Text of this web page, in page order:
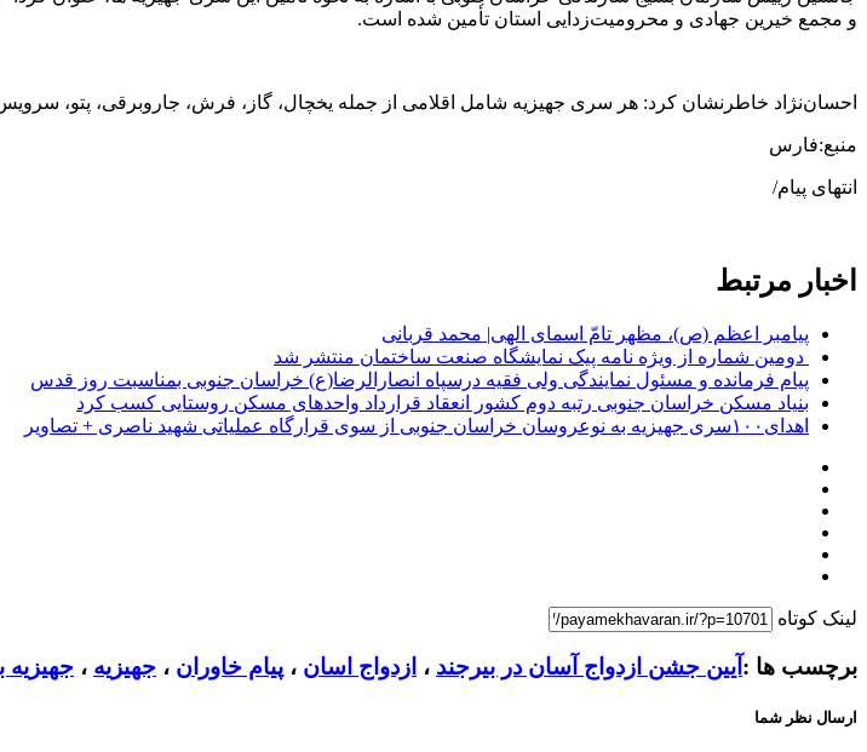
و مجمع خیرین جهادی و محرومیت‌زدایی استان تأمین شده است.
احسان‌نژاد خاطرنشان کرد: هر سری جهیزیه شامل اقلامی از جمله یخچال، گاز، فرش، جاروبرقی، پتو،
منبع:فارس
انتهای پیام/
اخبار مرتبط
پیامبر اعظم (ص)، مظهر تامّ اسمای الهی| محمد قربانی
دومین شماره از ویژه نامه پیک نمایشگاه صنعت ساختمان منتشر شد
پیام فرمانده و مسئول نمایندگی ولی فقیه درسپاه انصارالرضا(ع) خراسان جنوبی بمناسبت روز قدس
بنیاد مسکن خراسان جنوبی رتبه دوم کشور انعقاد قرارداد واحدهای مسکن روستایی کسب کرد
اهدای۱۰۰سری جهیزیه به نوعروسان خراسان جنوبی از سوی قرارگاه عملیاتی شهید ناصری + تصاویر
لینک کوتاه
برچسب ها : آیین جشن ازدواج آسان در بیرجند ، ازدواج اسان ، پیام خاوران ، جهیزیه ، جهیزیه
ارسال نظر شما